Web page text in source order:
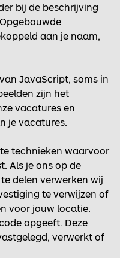
bij de beschrijving
aan je naam,
JavaScript, soms in
zijn het
vacatures en
je vacatures.
technieken waarvoor
Als je ons op de
delen verwerken wij
te verwijzen of
voor jouw locatie.
opgeeft. Deze
verwerkt of